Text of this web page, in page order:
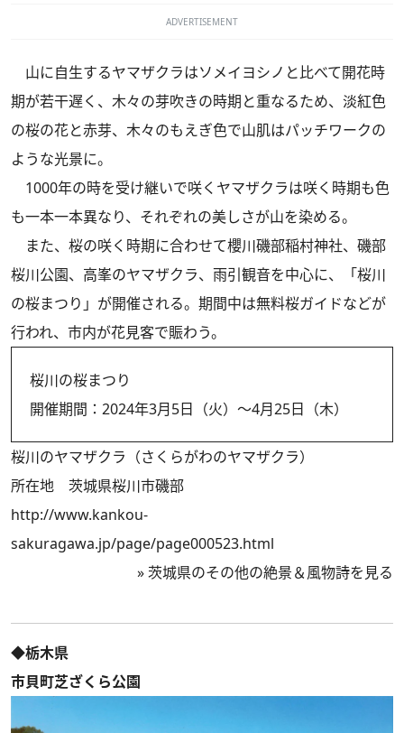
ADVERTISEMENT
山に自生するヤマザクラはソメイヨシノと比べて開花時
期が若干遅く、木々の芽吹きの時期と重なるため、淡紅色
の桜の花と赤芽、木々のもえぎ色で山肌はパッチワークの
ような光景に。
1000年の時を受け継いで咲くヤマザクラは咲く時期も色
も一本一本異なり、それぞれの美しさが山を染める。
また、桜の咲く時期に合わせて櫻川磯部稲村神社、磯部
桜川公園、高峯のヤマザクラ、雨引観音を中心に、「桜川
の桜まつり」が開催される。期間中は無料桜ガイドなどが
行われ、市内が花見客で賑わう。
桜川の桜まつり
開催期間：2024年3月5日（火）～4月25日（木）
桜川のヤマザクラ（さくらがわのヤマザクラ）
所在地 茨城県桜川市磯部
http://www.kankou-
sakuragawa.jp/page/page000523.html
»茨城県のその他の絶景＆風物詩を見る
◆栃木県
市貝町芝ざくら公園